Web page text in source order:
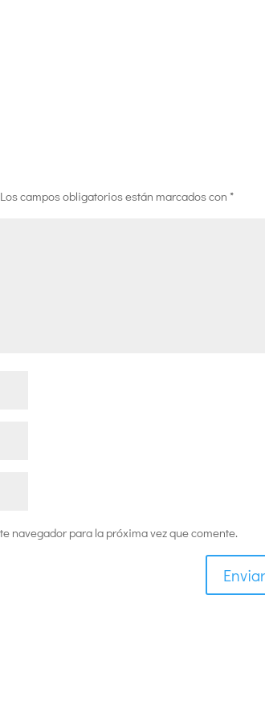
Los campos obligatorios están marcados con*
navegador para la próxima vez que comente.